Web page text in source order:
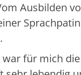
Ausbilden
für mich